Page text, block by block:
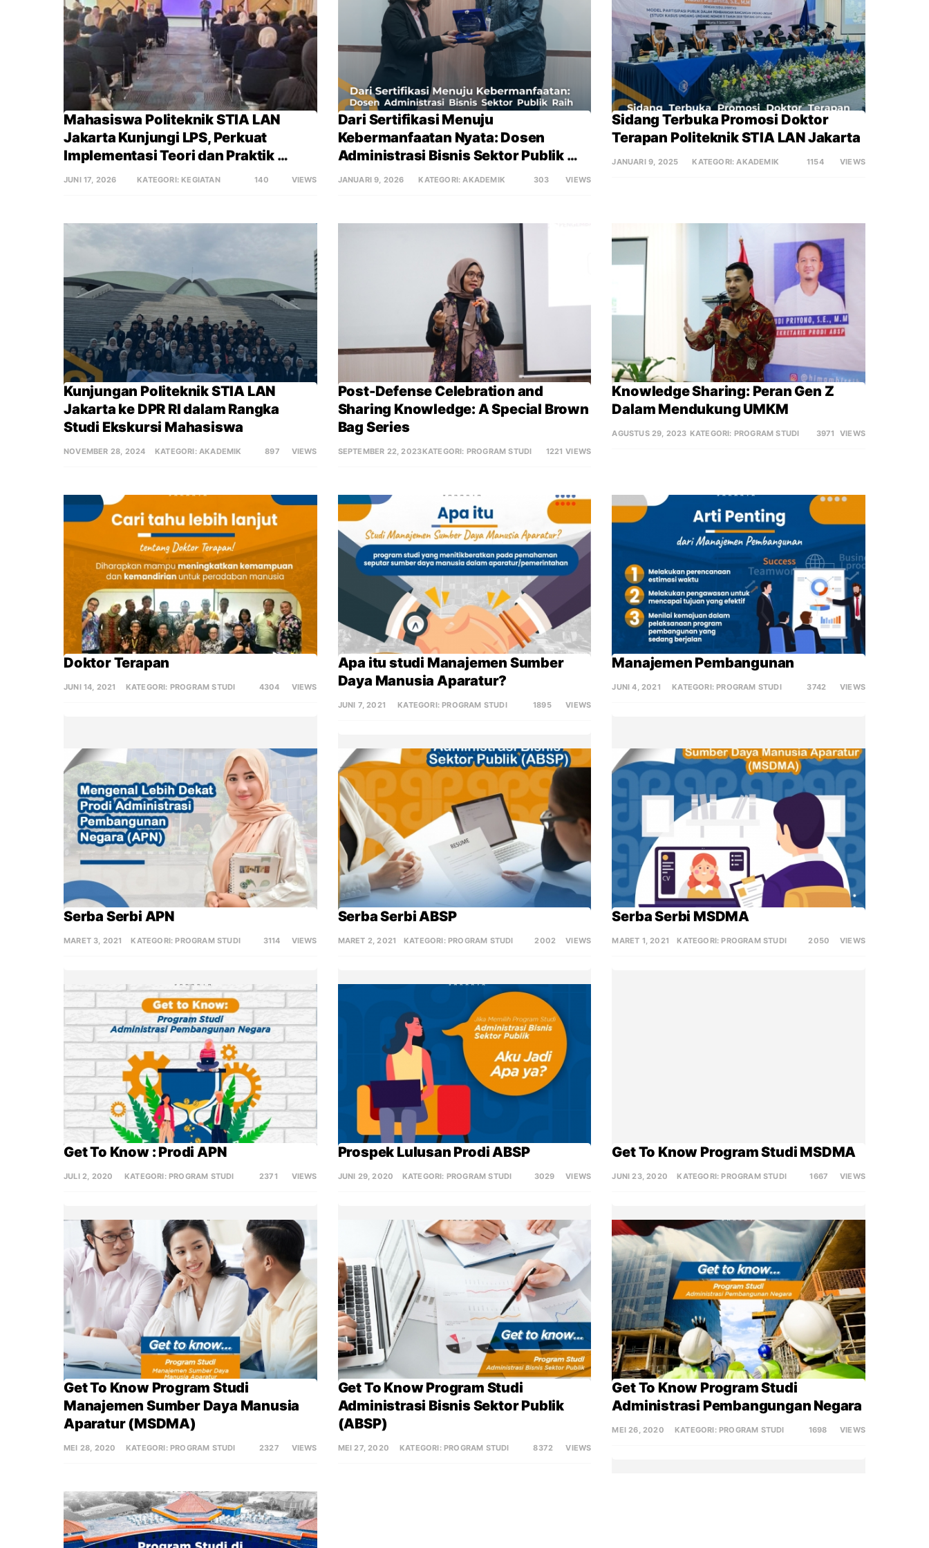
Mahasiswa Politeknik STIA LAN
Jakarta Kunjungi LPS, Perkuat
Implementasi Teori dan Praktik
Lapangan melalui Program Company
JUNI 17, 2026 KATEGORI:KEGIATAN 140 VIEWS
Dari Sertifikasi Menuju
Kebermanfaatan Nyata: Dosen
Administrasi Bisnis Sektor Publik
Raih Kompetensi Digital Marketing
JANUARI 9, 2026 KATEGORI:AKADEMIK 303 VIEWS
Sidang Terbuka Promosi Doktor
Terapan Politeknik STIA LAN Jakarta
JANUARI 9, 2025 KATEGORI:AKADEMIK 1154 VIEWS
Kunjungan Politeknik STIA LAN
Jakarta ke DPR RI dalam Rangka
Studi Ekskursi Mahasiswa
NOVEMBER 28, 2024 KATEGORI:AKADEMIK 897 VIEWS
Post-Defense Celebration and
Sharing Knowledge: A Special Brown
Bag Series
SEPTEMBER 22, 2023KATEGORI: PROGRAM STUDI 1221 VIEWS
Knowledge Sharing: Peran Gen Z
Dalam Mendukung UMKM
AGUSTUS 29, 2023 KATEGORI: PROGRAM STUDI 3971 VIEWS
Doktor Terapan
JUNI 14, 2021 KATEGORI: PROGRAM STUDI 4304 VIEWS
Apa itu studi Manajemen Sumber
Daya Manusia Aparatur?
JUNI 7, 2021 KATEGORI:PROGRAM STUDI 1895 VIEWS
Manajemen Pembangunan
JUNI 4, 2021 KATEGORI:PROGRAM STUDI 3742 VIEWS
Serba Serbi APN
MARET 3, 2021 KATEGORI:PROGRAM STUDI 3114 VIEWS
Serba Serbi ABSP
MARET 2, 2021 KATEGORI:PROGRAM STUDI 2002 VIEWS
Serba Serbi MSDMA
MARET 1, 2021 KATEGORI:PROGRAM STUDI 2050 VIEWS
Get To Know : Prodi APN
JULI 2, 2020 KATEGORI: PROGRAM STUDI 2371 VIEWS
Prospek Lulusan Prodi ABSP
JUNI 29, 2020 KATEGORI: PROGRAM STUDI 3029 VIEWS
Get To Know Program Studi MSDMA
JUNI 23, 2020 KATEGORI:PROGRAM STUDI 1667 VIEWS
Get To Know Program Studi
Manajemen Sumber Daya Manusia
Aparatur (MSDMA)
MEI 28, 2020 KATEGORI: PROGRAM STUDI 2327 VIEWS
Get To Know Program Studi
Administrasi Bisnis Sektor Publik
(ABSP)
MEI 27, 2020 KATEGORI: PROGRAM STUDI 8372 VIEWS
Get To Know Program Studi
Administrasi Pembangungan Negara
MEI 26, 2020 KATEGORI: PROGRAM STUDI 1698 VIEWS